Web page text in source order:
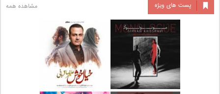
پست های ویژه مشاهده همه